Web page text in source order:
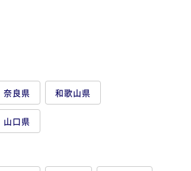
奈良県 和歌山県
山口県